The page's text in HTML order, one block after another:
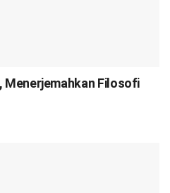
Menerjemahkan Filosofi